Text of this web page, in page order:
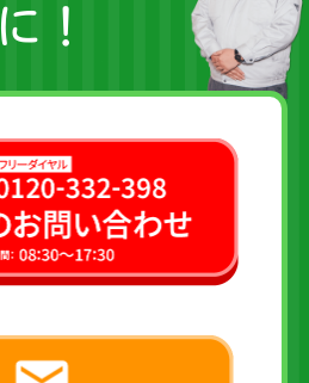
に！